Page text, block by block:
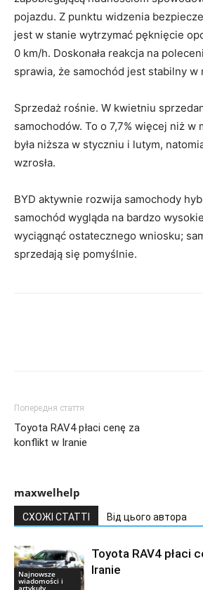
pojazdu. Z punktu widzenia
jest w stanie wytrzymać pęknięcie
0 km/h. Doskonała reakcja na
sprawia, że ​​samochód jest stabilny w
Sprzedaż rośnie. W kwietniu
samochodów. To o 7,7% więcej niż w
była niższa w styczniu i lutym,
wzrosła.
BYD aktywnie rozwija samochody
samochód wygląda na bardzo
wyciągnąć ostatecznego wniosku;
sprzedają się pomyślnie.
Попередня стаття
Toyota RAV4 płaci cenę za
konflikt w Iranie
maxwelhelp
СХОЖІ СТАТТІ Від цього автора
Najnowsze
wiadomości i
artykuły
Toyota RAV4 płaci
Iranie